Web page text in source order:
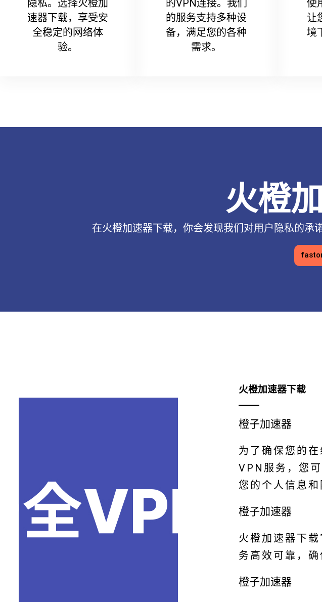
隐私。选择火橙加
速器下载，享受安
全稳定的网络体
验。
的VPN连接。我们
的服务支持多种设
备，满足您的各种
需求。
使
让
境
火橙
在火橙加速器下载，你会发现我们对用户隐私的承
火橙加速器下载
橙子加速器
为了确保您的
VPN服务，您
您的个人信息和
橙子加速器
火橙加速器下
务高效可靠，
橙子加速器